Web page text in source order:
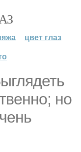
цвет глаз
но